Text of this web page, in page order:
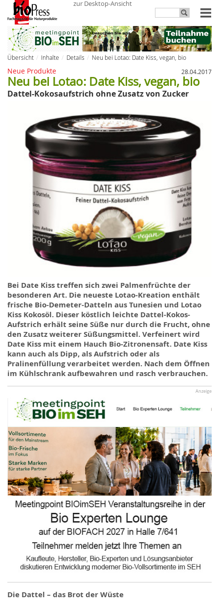
zur Desktop-Ansicht
Übersicht Inhalte Details Neu bei Lotao: Date Kiss, vegan, bio
Neue Produkte 28.04.2017
Neu bei Lotao: Date Kiss, vegan, bio
Dattel-Kokosaufstrich ohne Zusatz von Zucker
Bei Date Kiss treffen sich zwei Palmenfrüchte der
besonderen Art. Die neueste Lotao-Kreation enthält
frische Bio-Demeter-Datteln aus Tunesien und Lotao
Kiss Kokosöl. Dieser köstlich leichte Dattel-Kokos-
Aufstrich erhält seine Süße nur durch die Frucht, ohne
den Zusatz weiterer Süßungsmittel. Verfeinert wird
Date Kiss mit einem Hauch Bio-Zitronensaft. Date Kiss
kann auch als Dipp, als Aufstrich oder als
Pralinenfüllung verarbeitet werden. Nach dem Öffnen
im Kühlschrank aufbewahren und rasch verbrauchen.
Anzeige
Die Dattel – das Brot der Wüste